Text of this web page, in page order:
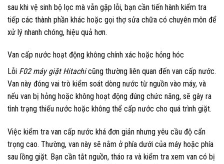
sau khi vệ sinh bộ lọc mà vẫn gặp lỗi, bạn cần tiến hành kiểm tra
tiếp các thành phần khác hoặc gọi thợ sửa chữa có chuyên môn để
xử lý nhanh chóng, hiệu quả hơn.
Van cấp nước hoạt động không chính xác hoặc hỏng hóc
Lỗi F02 máy giặt Hitachicũng thường liên quan đến van cấp nước.
Van này đóng vai trò kiểm soát dòng nước từ nguồn vào máy, và
nếu van bị hỏng hoặc không hoạt động đúng chức năng, sẽ gây ra
tình trạng thiếu nước hoặc không thể cấp nước cho quá trình giặt.
Việc kiểm tra van cấp nước khá đơn giản nhưng yêu cầu độ cẩn
trọng cao. Thường, van này sẽ nằm ở phía dưới của máy hoặc phía
sau lồng giặt. Bạn cần tắt nguồn, tháo ra và kiểm tra xem van có bị